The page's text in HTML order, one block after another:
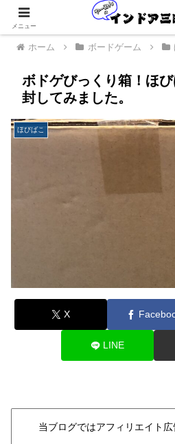
ホーム ボードゲーム
ボドゲびっくり箱！ほ
封してみました。
ほびばこ
X
LINE
当ブログではアフィリエイト広
メニュー